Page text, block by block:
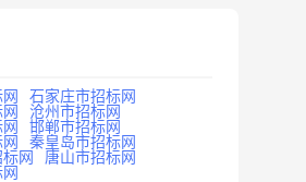
石家庄市招标网
沧州市招标网
邯郸市招标网
秦皇岛市招标网
网
唐山市招标网